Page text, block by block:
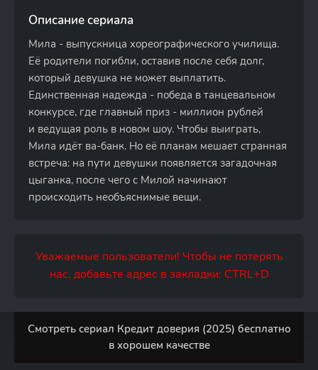
Описание сериала
Мила - выпускница хореографического училища.
Её родители погибли, оставив после себя долг,
который девушка не может выплатить.
Единственная надежда - победа в танцевальном
конкурсе, где главный приз - миллион рублей
и ведущая роль в новом шоу. Чтобы выиграть,
Мила идёт ва-банк. Но её планам мешает странная
встреча: на пути девушки появляется загадочная
цыганка, после чего с Милой начинают
происходить необъяснимые вещи.
Уважаемые пользователи! Чтобы не потерять
нас, добавьте адрес в закладки: CTRL+D
Смотреть сериал Кредит доверия (2025) бесплатно
в хорошем качестве